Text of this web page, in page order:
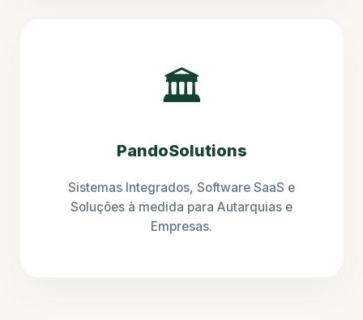
🏛️
PandoSolutions
Sistemas Integrados, Software SaaS e
Soluções à medida para Autarquias e
Empresas.